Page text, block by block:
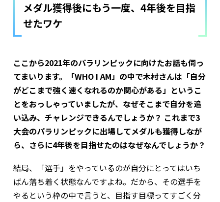
メダル獲得後にもう一度、4年後を目指
せたワケ
ここから2021年のパラリンピックに向けたお話も伺っ
てまいります。「WHO I AM」の中で木村さんは「自分
がどこまで強く速くなれるのか関心がある」というこ
とをおっしゃっていましたが、なぜそこまで自分を追
い込み、チャレンジできるんでしょうか？ これまで3
大会のパラリンピックに出場してメダルも獲得しなが
ら、さらに4年後を目指せたのはなぜなんでしょうか？
結局、「選手」をやっているのが自分にとってはいち
ばん落ち着く状態なんですよね。だから、その選手を
やるという枠の中で言うと、目指す目標ってすごく分